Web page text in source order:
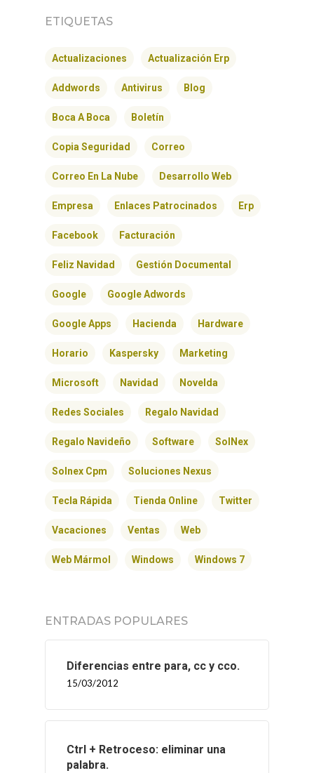
ETIQUETAS
Actualizaciones Actualización Erp
Addwords Antivirus Blog
Boca A Boca Boletín
Copia Seguridad Correo
Correo En La Nube Desarrollo Web
Empresa Enlaces Patrocinados Erp
Facebook Facturación
Feliz Navidad Gestión Documental
Google Google Adwords
Google Apps Hacienda Hardware
Horario Kaspersky Marketing
Microsoft Navidad Novelda
Redes Sociales Regalo Navidad
Regalo Navideño Software SolNex
Solnex Cpm Soluciones Nexus
Tecla Rápida Tienda Online Twitter
Vacaciones Ventas Web
Web Mármol Windows Windows 7
ENTRADAS POPULARES
Diferencias entre para, cc y cco.
15/03/2012
Ctrl + Retroceso: eliminar una
palabra.